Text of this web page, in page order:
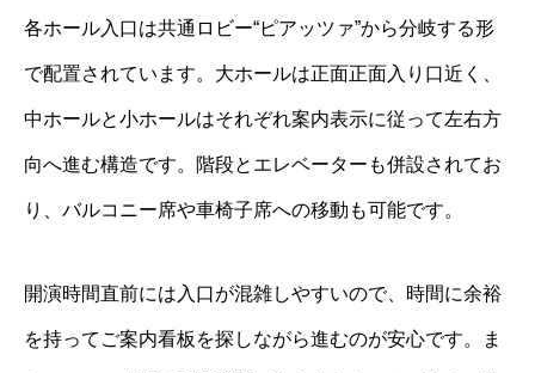
各ホール入口は共通ロビー“ピアッツァ”から分岐する形
で配置されています。大ホールは正面正面入り口近く、
中ホールと小ホールはそれぞれ案内表示に従って左右方
向へ進む構造です。階段とエレベーターも併設されてお
り、バルコニー席や車椅子席への移動も可能です。
開演時間直前には入口が混雑しやすいので、時間に余裕
を持ってご案内看板を探しながら進むのが安心です。ま